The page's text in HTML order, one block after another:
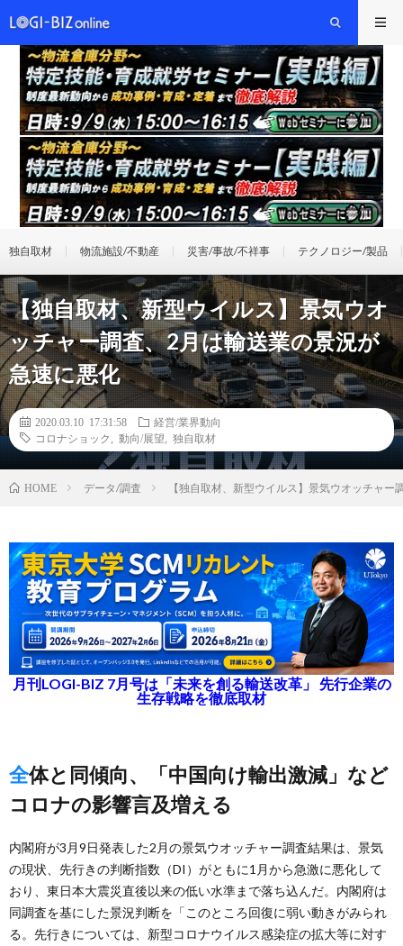
独自取材 物流施設/不動産 災害/事故/不祥事 テクノロジー/製品
【独自取材、新型ウイルス】景気ウオ
ッチャー調査、2月は輸送業の景況が
急速に悪化
2020.03.10 17:31:58
経営/業界動向
コロナショック
動向/展望 独自取材
HOME データ/調査 【独自取材、新型ウイルス】景気ウオッチャ
月刊LOGI-BIZ 7月号は「未来を創る輸送改革」 先行企業の
生存戦略を徹底取材
全体と同傾向、「中国向け輸出激減」など
コロナの影響言及増える
内閣府が3月9日発表した2月の景気ウオッチャー調査結果は、景気
の現状、先行きの判断指数（DI）がともに1月から急激に悪化して
おり、東日本大震災直後以来の低い水準まで落ち込んだ。内閣府は
同調査を基にした景況判断を「このところ回復に弱い動きがみられ
る。先行きについては、新型コロナウイルス感染症の拡大等に対す